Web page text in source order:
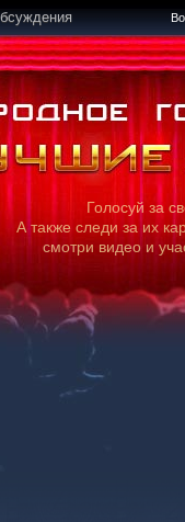
Голосуй за
А также следи за их
смотри видео и